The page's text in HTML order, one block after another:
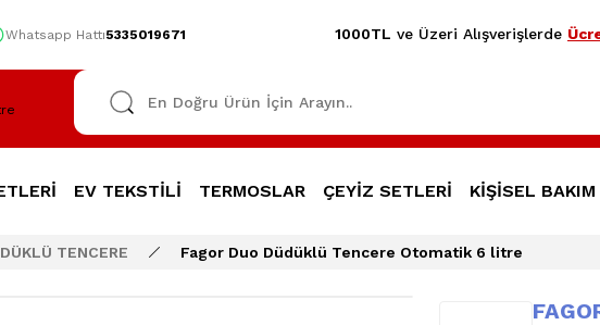
Whatsapp Hattı5335019671 1000TL ve Üzeri Alışverişlerde
EV TEKSTİLİ TERMOSLAR ÇEYİZ SETLERİ KİŞİSEL BAKIM
TENCERE Fagor Duo Düdüklü Tencere Otomatik 6 litre